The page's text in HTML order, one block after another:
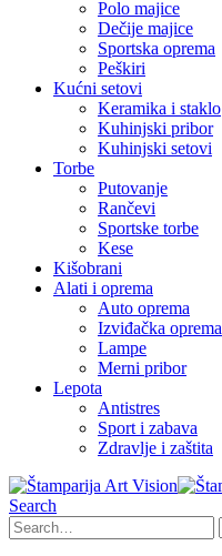
Polo majice
Dečije majice
Sportska oprema
Peškiri
Kućni setovi
Keramika i staklo
Kuhinjski pribor
Kuhinjski setovi
Torbe
Putovanje
Rančevi
Sportske torbe
Kese
Kišobrani
Alati i oprema
Auto oprema
Izviđačka oprema
Lampe
Merni pribor
Lepota
Antistres
Sport i zabava
Zdravlje i zaštita
Search